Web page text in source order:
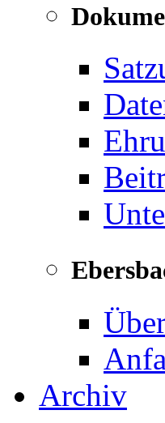
Archiv